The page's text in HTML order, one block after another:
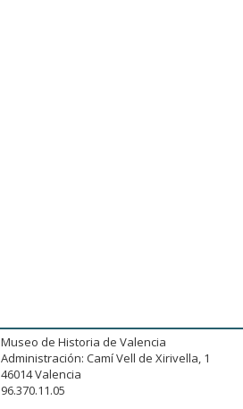
Museo de Historia de Valencia
Administración: Camí Vell de Xirivella, 1
46014 Valencia
96.370.11.05